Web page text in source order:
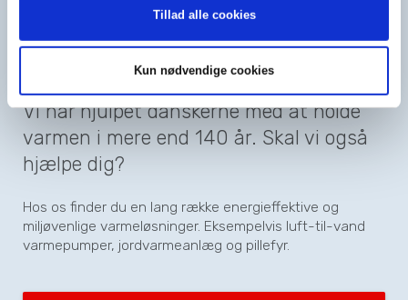
Tillad alle cookies
Kun nødvendige cookies
Mød din (måske) nye
varmeløsning
Vi har hjulpet danskerne med at holde
varmen i mere end 140 år. Skal vi også
hjælpe dig?
Hos os finder du en lang række energieffektive og
miljøvenlige varmeløsninger. Eksempelvis luft-til-vand
varmepumper, jordvarmeanlæg og pillefyr.